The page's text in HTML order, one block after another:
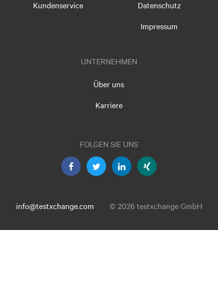
Kundenservice
Datenschutz
Impressum
UNTERNEHMEN
Über uns
Karriere
FOLGEN SIE UNS
info@testxchange.com © 2026 testxchange GmbH